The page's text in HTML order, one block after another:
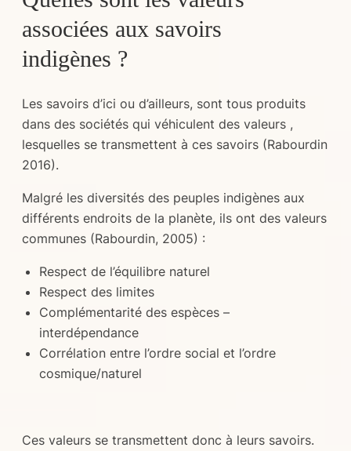
associées aux savoirs
indigènes ?
Les savoirs d’ici ou d’ailleurs, sont tous produits
dans des sociétés qui véhiculent des valeurs ,
lesquelles se transmettent à ces savoirs (Rabourdin
2016).
Malgré les diversités des peuples indigènes aux
différents endroits de la planète, ils ont des valeurs
communes (Rabourdin, 2005) :
Respect de l’équilibre naturel
Respect des limites
Complémentarité des espèces –
interdépendance
Corrélation entre l’ordre social et l’ordre
cosmique/naturel
Ces valeurs se transmettent donc à leurs savoirs.